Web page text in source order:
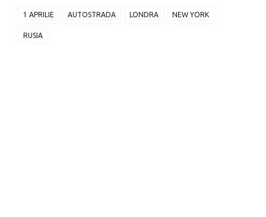
1 APRILIE AUTOSTRADA LONDRA NEW YORK
RUSIA